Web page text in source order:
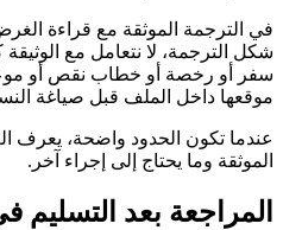
في الترجمة الموثقة مع قراءة
شكل الترجمة، لا نتعامل مع
سفر أو رخصة أو خطاب نقص أو
موقعها داخل الملف قبل صياغة
عندما تكون الحدود واضحة، يعرف
الموثقة وما يحتاج إلى إجراء آخر.
المراجعة بعد التسليم